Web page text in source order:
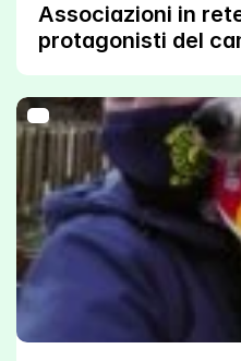
Associazioni in
protagonisti del